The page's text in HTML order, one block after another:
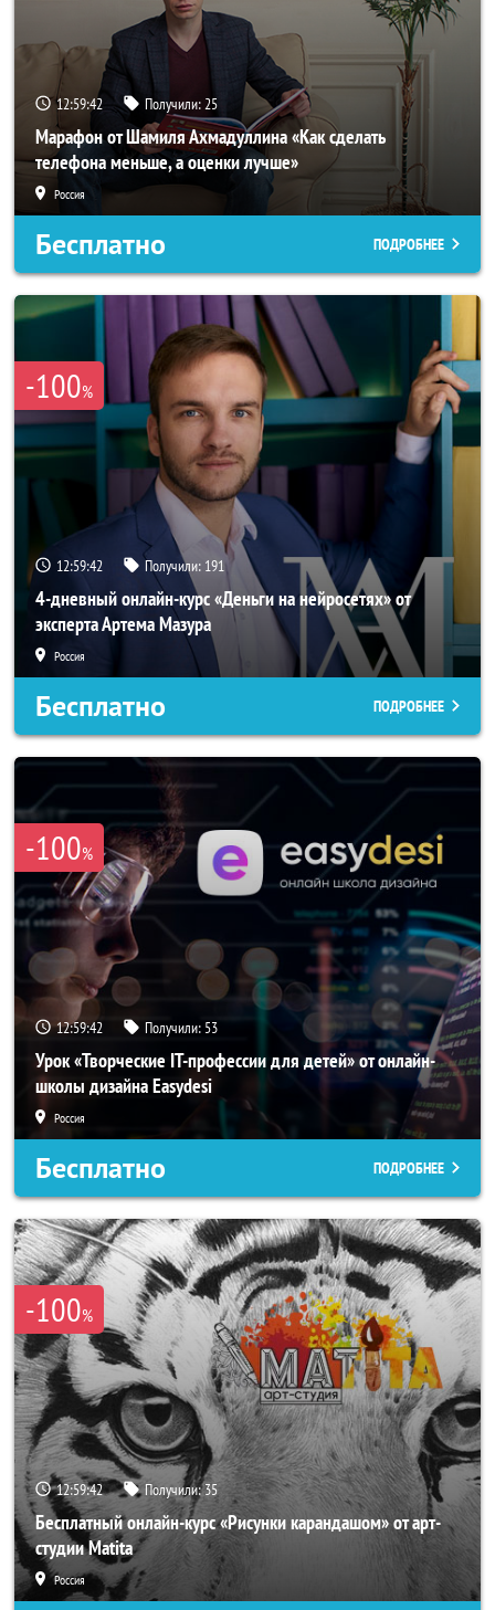
12:59:39 Получили:25
Марафон от Шамиля Ахмадуллина «Как сделать
телефона меньше, а оценки лучше»
Россия
Бесплатно ПОДРОБНЕЕ
-100%
12:59:39 Получили: 191
4-дневный онлайн-курс «Деньги на нейросетях» от
эксперта Артема Мазура
Россия
Бесплатно ПОДРОБНЕЕ
-100%
12:59:39 Получили: 53
Урок «Творческие IT-профессии для детей» от онлайн-
школы дизайна Easydesi
Россия
Бесплатно ПОДРОБНЕЕ
-100%
12:59:39 Получили:35
Бесплатный онлайн-курс «Рисунки карандашом» от арт-
студии Matita
Россия